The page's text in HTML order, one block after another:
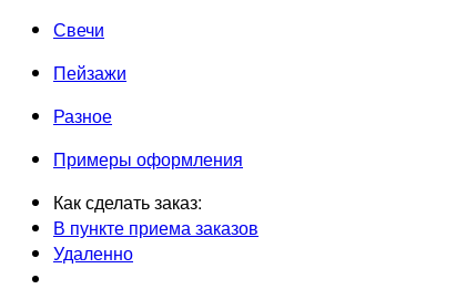
Свечи
Пейзажи
Разное
Примеры оформления
Как сделать заказ:
В пункте приема заказов
Удаленно